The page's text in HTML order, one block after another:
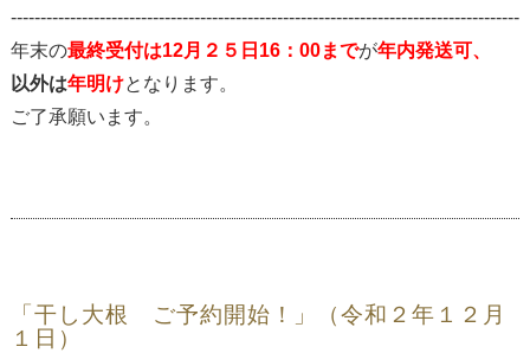
--------------------------------------------------------------------------------------
年末の最終受付は12月２５日16：00までが年内発送可、
以外は年明けとなります。
ご了承願います。
「干し大根 ご予約開始！」（令和２年１２月
１日）